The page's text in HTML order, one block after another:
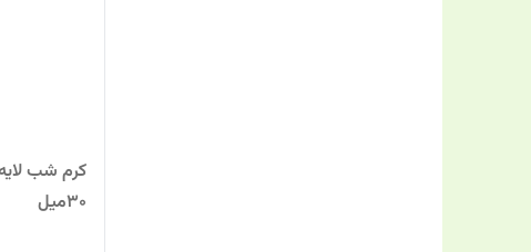
30میل